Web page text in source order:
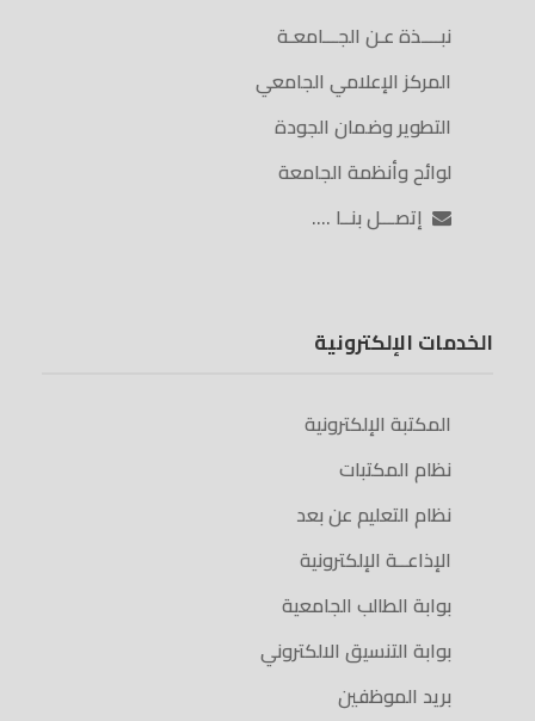
نبــــذة عـن الجـــامعـة
المركز الإعلامي الجامعي
التطوير وضمان الجودة
لوائح وأنظمة الجامعة
إتصـــل بنــا ….
الخدمات الإلكترونية
المكتبة الإلكترونية
نظام المكتبات
نظام التعليم عن بعد
الإذاعــة الإلكترونية
بوابة الطالب الجامعية
بوابة التنسيق الالكتروني
بريد الموظفين